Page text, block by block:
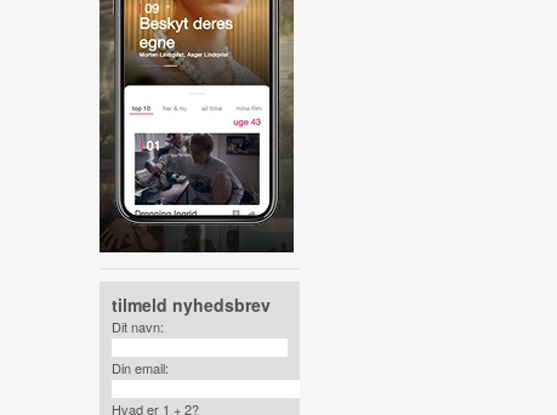
tilmeld nyhedsbrev
Dit navn:
Din email:
Hvad er 1 + 2?